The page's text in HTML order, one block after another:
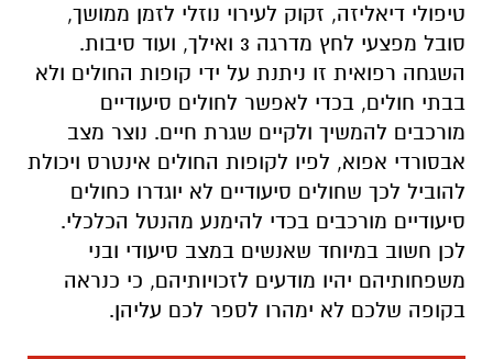
טיפולי דיאליזה, זקוק לעירוי נוזלי לזמן ממושך,
סובל מפצעי לחץ מדרגה 3 ואילך, ועוד סיבות.
השגחה רפואית זו ניתנת על ידי קופות החולים ולא
בבתי חולים, בכדי לאפשר לחולים סיעודיים
מורכבים להמשיך ולקיים שגרת חיים. נוצר מצב
אבסורדי אפוא, לפיו לקופות החולים אינטרס ויכולת
להוביל לכך שחולים סיעודיים לא יוגדרו כחולים
סיעודיים מורכבים בכדי להימנע מהנטל הכלכלי.
לכן חשוב במיוחד שאנשים במצב סיעודי ובני
משפחותיהם יהיו מודעים לזכויותיהם, כי כנראה
בקופה שלכם לא ימהרו לספר לכם עליהן.